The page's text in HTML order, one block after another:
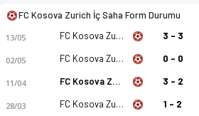
FC Kosova Zurich - FC Widnau 1-3
FC Kosova Zurich İç Saha Form Durumu
13/05 FC Kosova Zurich 3 - 3
02/05 FC Kosova Zurich 0 - 0
11/04 FC Kosova Zurich 3 - 2
28/03 FC Kosova Zurich 1 - 2